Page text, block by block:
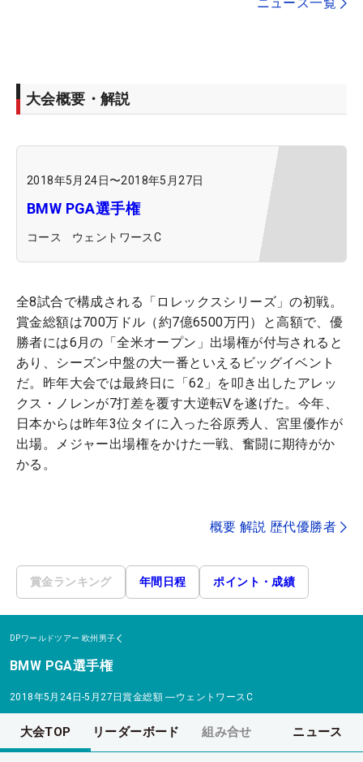
大会概要・解説
2018年5月24日〜2018年5月27日
BMW PGA選手権
コース ウェントワースC
全8試合で構成される「ロレックスシリーズ」の初戦。
賞金総額は700万ドル（約7億6500万円）と高額で、優
勝者には6月の「全米オープン」出場権が付与されると
あり、シーズン中盤の大一番といえるビッグイベント
だ。昨年大会では最終日に「62」を叩き出したアレッ
クス・ノレンが7打差を覆す大逆転Vを遂げた。今年、
日本からは昨年3位タイに入った谷原秀人、宮里優作が
出場。メジャー出場権をかけた一戦、奮闘に期待がか
かる。
概要 解説 歴代優勝者
賞金ランキング 年間日程 ポイント・成績
DPワールドツアー 欧州男子
BMW PGA選手権
2018年5月24日-5月27日賞金総額 ―ウェントワースC
大会TOP リーダーボード 組み合せ ニュース